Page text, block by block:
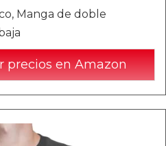
Manga de doble
precios en Amazon